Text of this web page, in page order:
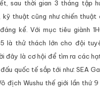
sau thời gian 3 tháng tập
kỹ thuật cũng như chiến
kể. Với mục tiêu giành
là thử thách lớn cho đội
đây là cơ hội để tìm ra các
quốc tế sắp tới như: SEA
địch Wushu thế giới lần thứ